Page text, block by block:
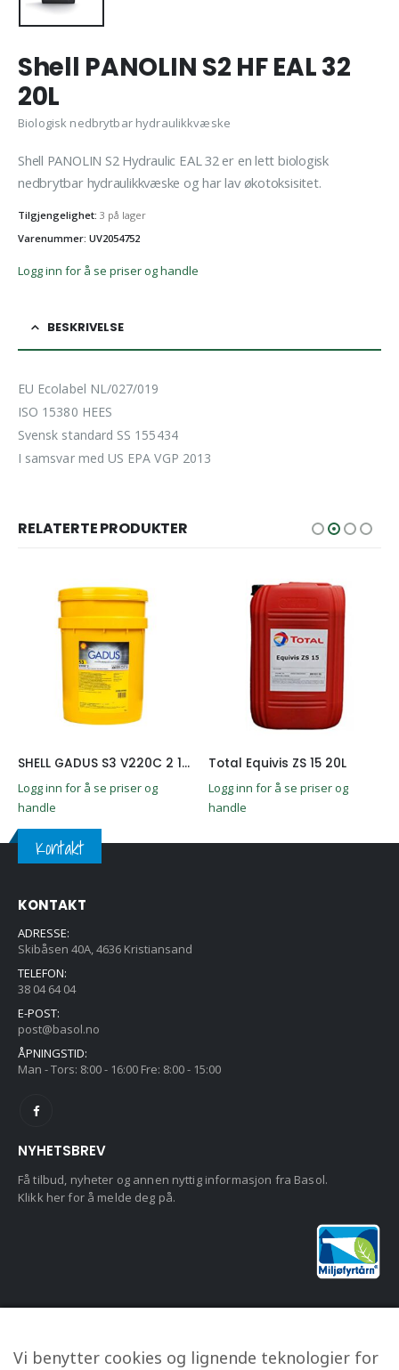
Shell PANOLIN S2 HF EAL 32
20L
Biologisk nedbrytbar hydraulikkvæske
Shell PANOLIN S2 Hydraulic EAL 32 er en lett biologisk
nedbrytbar hydraulikkvæske og har lav økotoksisitet.
Tilgjengelighet: 3 på lager
Varenummer: UV2054752
Logg inn for å se priser og handle
BESKRIVELSE
EU Ecolabel NL/027/019
ISO 15380 HEES
Svensk standard SS 155434
I samsvar med US EPA VGP 2013
RELATERTE PRODUKTER
SHELL GADUS S3 V220C 2 18K
Logg inn for å se priser og
handle
Total Equivis ZS 15 20L
Logg inn for å se priser og
handle
Kontakt
KONTAKT
ADRESSE:
Skibåsen 40A, 4636 Kristiansand
TELEFON:
38 04 64 04
E-POST:
post@basol.no
ÅPNINGSTID:
Man - Tors: 8:00 - 16:00 Fre: 8:00 - 15:00
NYHETSBREV
Få tilbud, nyheter og annen nyttig informasjon fra Basol.
Klikk her for å melde deg på.
KUNDESERVICE
Vi benytter cookies og lignende teknologier for